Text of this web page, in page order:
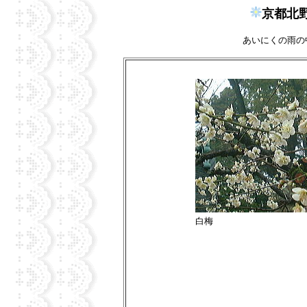
京都北
あいにくの雨
白梅